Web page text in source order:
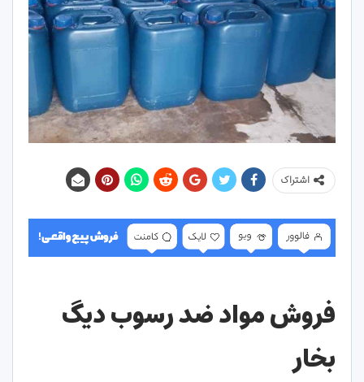
اشتراک
فروش مواد ضد رسوب دیگ
بخار